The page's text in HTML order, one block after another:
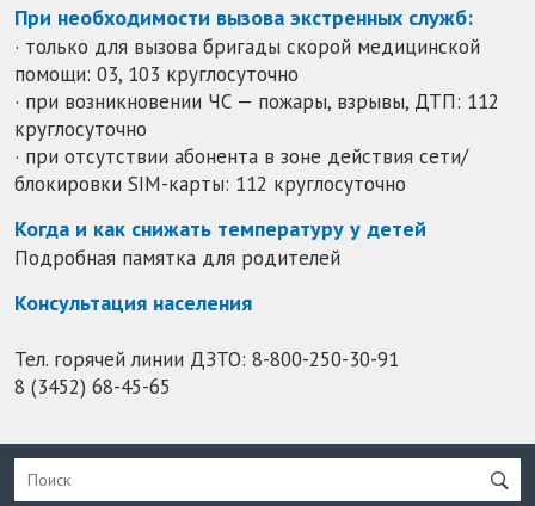
При необходимости вызова экстренных служб:
· только для вызова бригады скорой медицинской
помощи: 03, 103 круглосуточно
· при возникновении ЧС — пожары, взрывы, ДТП: 112
круглосуточно
· при отсутствии абонента в зоне действия сети/
блокировки SIM-карты: 112 круглосуточно
Когда и как снижать температуру у детей
Подробная памятка для родителей
Консультация населения
Тел. горячей линии ДЗТО: 8-800-250-30-91
8 (3452) 68-45-65